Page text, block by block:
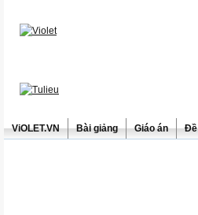
ViOLET.VN Bài giảng Giáo án Đề